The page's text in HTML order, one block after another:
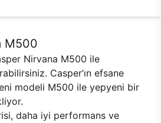
M500
Nirvana M500 ile
Casper’ın efsane
modeli M500 ile yepyeni bir
daha iyi performans ve